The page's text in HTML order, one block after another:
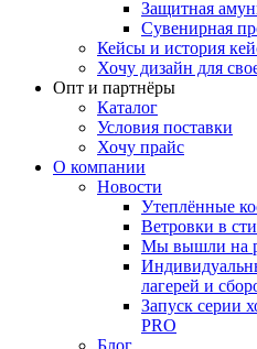
Защитная
Сувенирная
Кейсы и история
Хочу дизайн для
Опт и партнёры
Каталог
Условия поставки
Хочу прайс
О компании
Новости
Утеплённые
Ветровки в
Мы вышли на
лагерей и
Запуск серии
PRO
Блог